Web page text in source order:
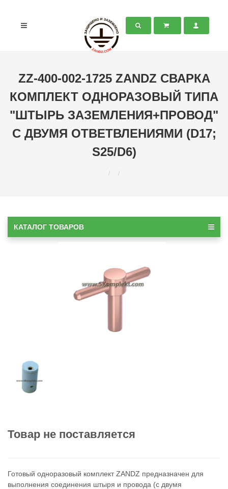
ZZ-400-002-1725 ZANDZ СВАРКА
КОМПЛЕКТ ОДНОРАЗОВЫЙ ТИПА
"ШТЫРЬ ЗАЗЕМЛЕНИЯ+ПРОВОД"
С ДВУМЯ ОТВЕТВЛЕНИЯМИ (D17;
S25/D6)
КАТАЛОГ ТОВАРОВ
Товар не поставляется
Готовый одноразовый комплект ZANDZ предназначен для
выполнения соединения штыря и провода (с двумя